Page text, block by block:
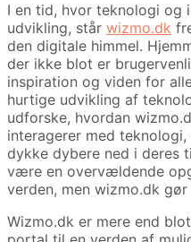
I en tid, hvor teknologi og
udvikling, står wizmo.dk
den digitale himmel.
der ikke blot er
inspiration og viden for
hurtige udvikling af
udforske, hvordan
interagerer med
dykke dybere ned i deres
være en overvældende
verden, men wizmo.dk
Wizmo.dk er mere end